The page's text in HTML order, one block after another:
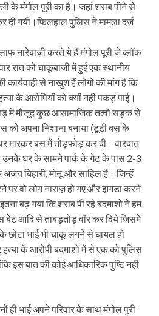
के मंगोल पूरी का है। जहां शराब पीने से
दी गयी।फिलहाल पुलिस ने मामला दर्ज
नारेबाज़ी करते ये हैं मंगोल पूरी जे ब्लॉक
रात को चाकूबाजी में हुई एक स्थानीय
से नाखुश हैं लोगो की मांग है कि
के आरोपियों को क्यों नही पकड़ पाई।
में मौजूद कुछ आसामाजिक तत्वो सड़क से
को अपना निशाना बनाया (टूटी बस के
बस में तोड़फोड़ कर दी। वारदात
उनके घर के सामने पार्क के गेट के पास 2-3
बिहारी, मोनू और साहिल है। जिन्हें
पर वो लोग नाराज़ हो गए और झगडा करने
बढ़ गया कि शराब पी रहे बदमाशो ने हम
बेट आदि से ताबड़तोड़ वॉर कर दिये जिसमे
छोटा भाई भी चाकू लगने से घायल हो
के आरोपी बदमाशो में से एक को पुलिस
इस बात की कोई आधिकारिक पुष्टि नही
ही भाई अपने परिवार के साथ मंगोल पुरी